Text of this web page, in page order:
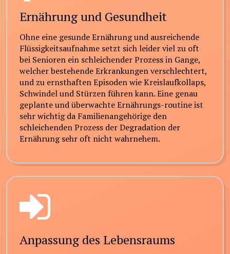
Ernährung und Gesundheit
Ohne eine gesunde Ernährung und ausreichende
Flüssigkeitsaufnahme setzt sich leider viel zu oft
bei Senioren ein schleichender Prozess in Gange,
welcher bestehende Erkrankungen verschlechtert,
und zu ernsthaften Episoden wie Kreislaufkollaps,
Schwindel und Stürzen führen kann. Eine genau
geplante und überwachte Ernährungs-routine ist
sehr wichtig da Familienangehörige den
schleichenden Prozess der Degradation der
Ernährung sehr oft nicht wahrnehem.
Anpassung des Lebensraums